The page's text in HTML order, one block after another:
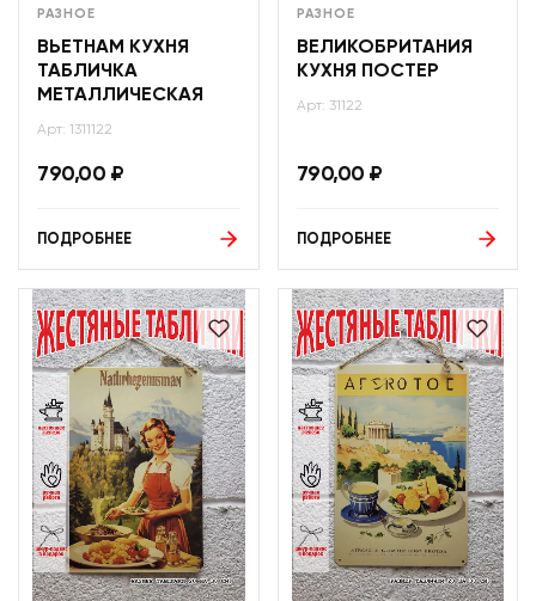
РАЗНОЕ
ВЬЕТНАМ КУХНЯ
ТАБЛИЧКА
МЕТАЛЛИЧЕСКАЯ
Арт: 1311122
790,00 ₽
ПОДРОБНЕЕ
РАЗНОЕ
ВЕЛИКОБРИТАНИЯ
КУХНЯ ПОСТЕР
Арт: 31122
790,00 ₽
ПОДРОБНЕЕ